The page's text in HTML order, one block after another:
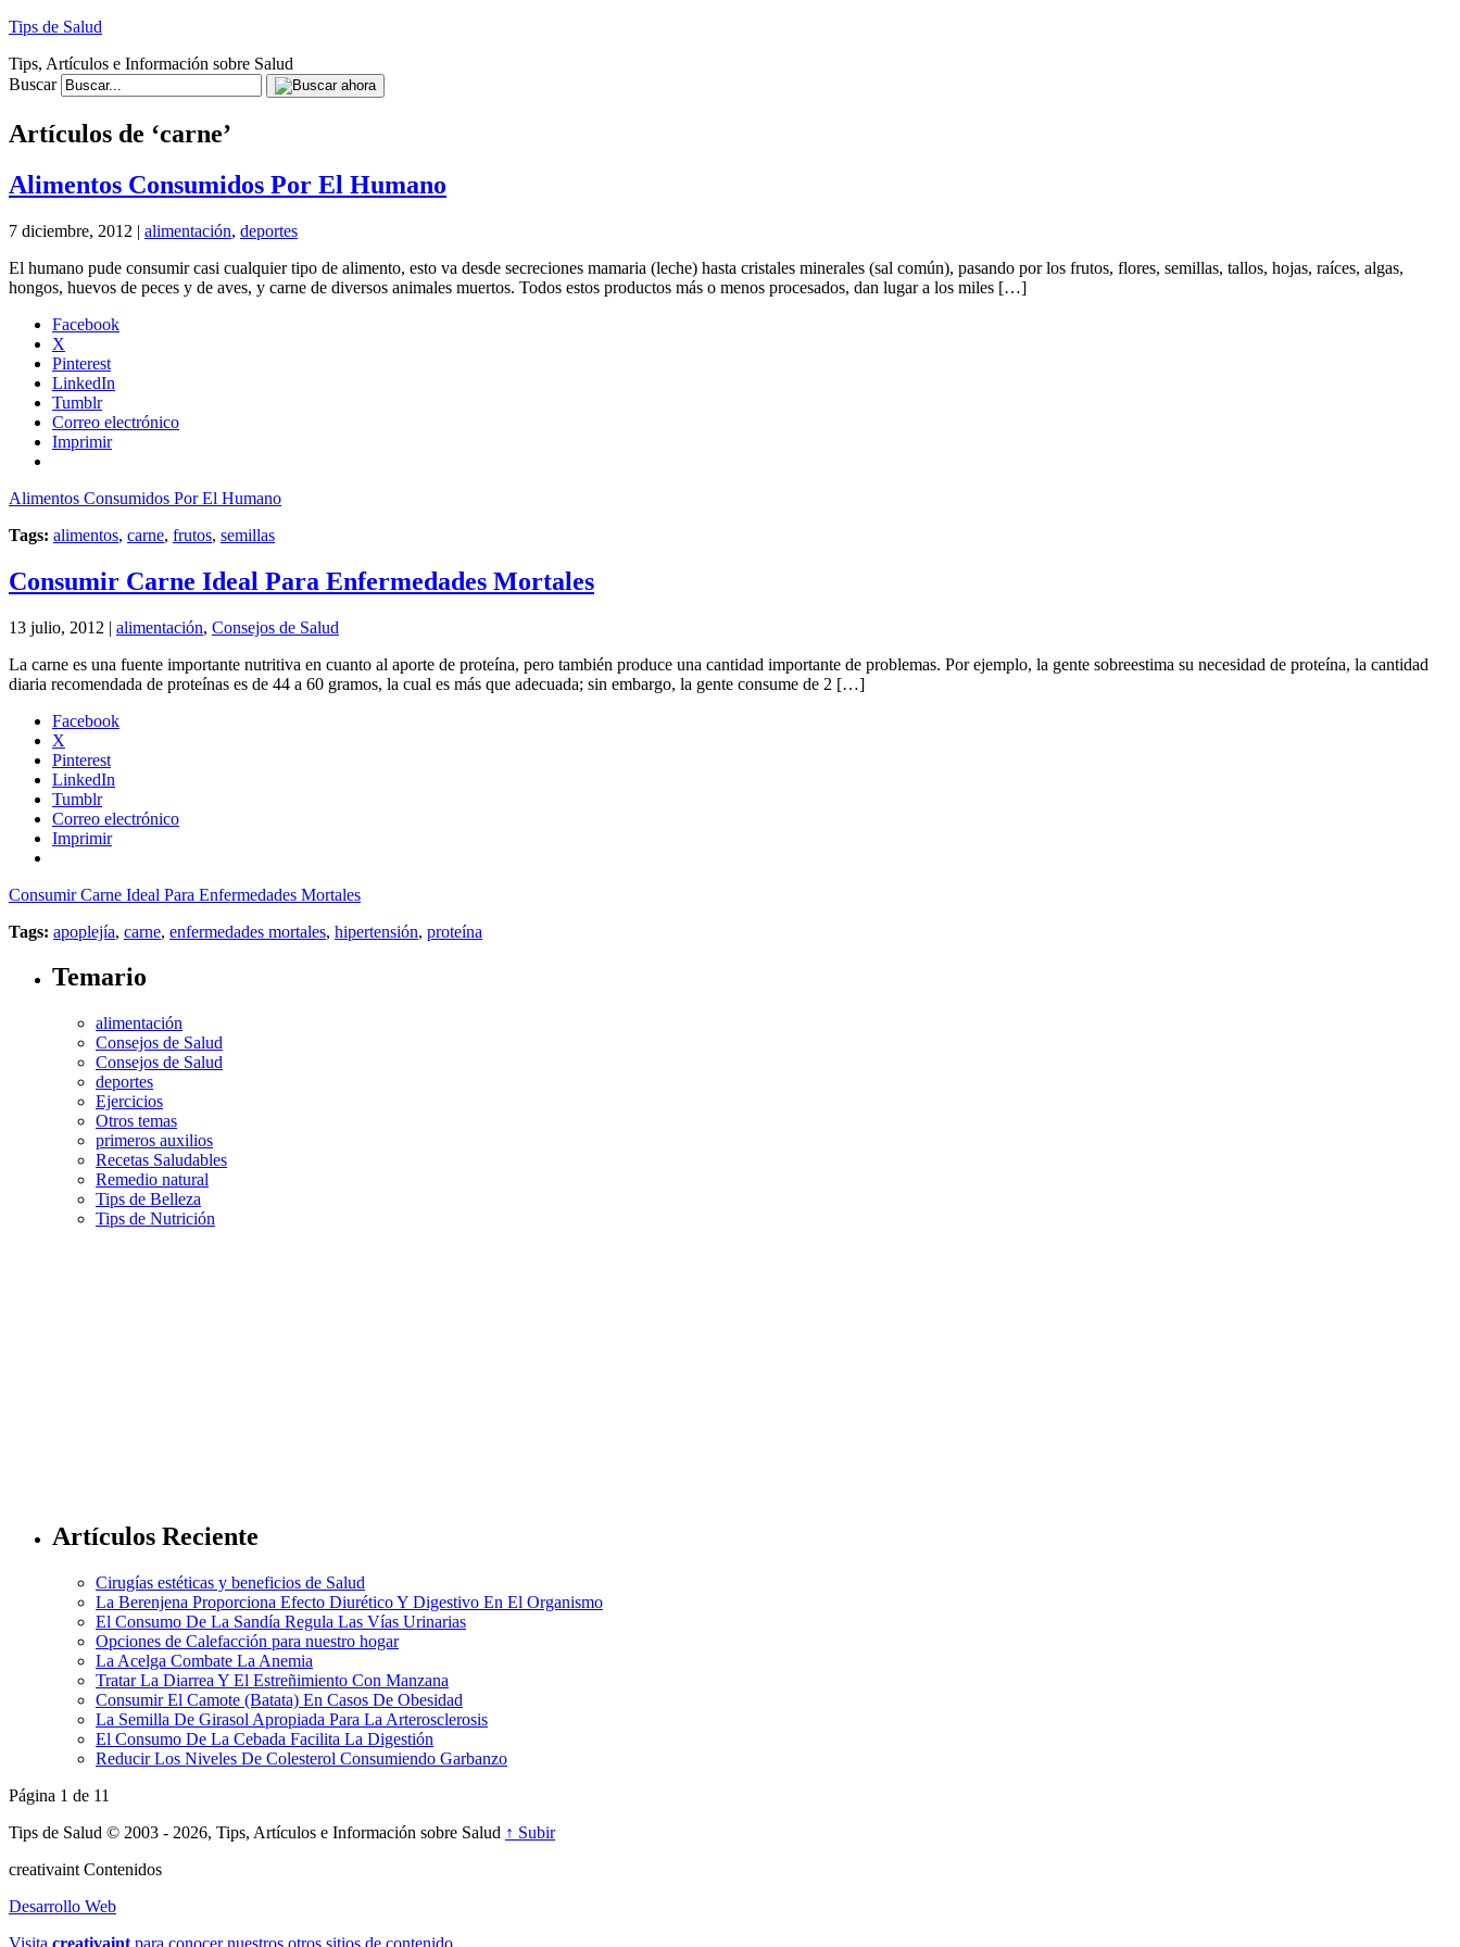
Tips de Salud
Tips, Artículos e Información sobre Salud
Buscar
Artículos de ‘carne’
Alimentos Consumidos Por El Humano
7 diciembre, 2012 | alimentación, deportes
El humano pude consumir casi cualquier tipo de alimento, esto va desde secreciones mamaria (leche) hasta cristales minerales (sal común), pasando por los frutos, flores, semillas, tallos, hojas, raíces, algas,
hongos, huevos de peces y de aves, y carne de diversos animales muertos. Todos estos productos más o menos procesados, dan lugar a los miles […]
Facebook
X
Pinterest
LinkedIn
Tumblr
Correo electrónico
Imprimir
Alimentos Consumidos Por El Humano
Tags: alimentos, carne, frutos, semillas
Consumir Carne Ideal Para Enfermedades Mortales
13 julio, 2012 | alimentación, Consejos de Salud
La carne es una fuente importante nutritiva en cuanto al aporte de proteína, pero también produce una cantidad importante de problemas. Por ejemplo, la gente sobreestima su necesidad de proteína, la cantidad
diaria recomendada de proteínas es de 44 a 60 gramos, la cual es más que adecuada; sin embargo, la gente consume de 2 […]
Facebook
X
Pinterest
LinkedIn
Tumblr
Correo electrónico
Imprimir
Consumir Carne Ideal Para Enfermedades Mortales
Tags: apoplejía, carne, enfermedades mortales, hipertensión, proteína
Temario
alimentación
Consejos de Salud
Consejos de Salud
deportes
Ejercicios
Otros temas
primeros auxilios
Recetas Saludables
Remedio natural
Tips de Belleza
Tips de Nutrición
Artículos Reciente
Cirugías estéticas y beneficios de Salud
La Berenjena Proporciona Efecto Diurético Y Digestivo En El Organismo
El Consumo De La Sandía Regula Las Vías Urinarias
Opciones de Calefacción para nuestro hogar
La Acelga Combate La Anemia
Tratar La Diarrea Y El Estreñimiento Con Manzana
Consumir El Camote (Batata) En Casos De Obesidad
La Semilla De Girasol Apropiada Para La Arterosclerosis
El Consumo De La Cebada Facilita La Digestión
Reducir Los Niveles De Colesterol Consumiendo Garbanzo
Página 1 de 11
Tips de Salud © 2003 - 2026, Tips, Artículos e Información sobre Salud ↑ Subir
creativaint Contenidos
Desarrollo Web